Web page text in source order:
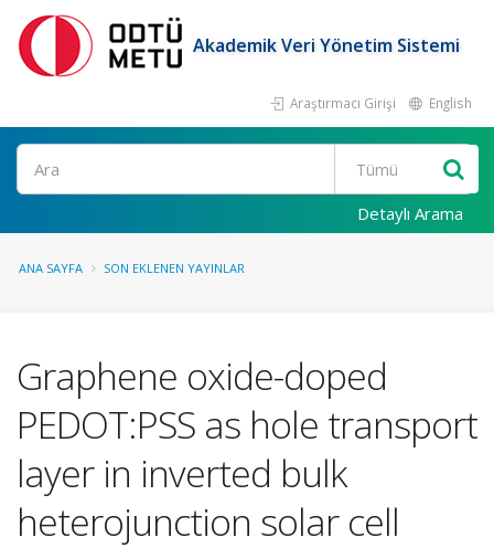
Akademik Veri Yönetim Sistemi
Araştırmacı Girişi English
Ara
Detaylı Arama
ANA SAYFA SON EKLENEN YAYINLAR
Graphene oxide-doped
PEDOT:PSS as hole transport
layer in inverted bulk
heterojunction solar cell